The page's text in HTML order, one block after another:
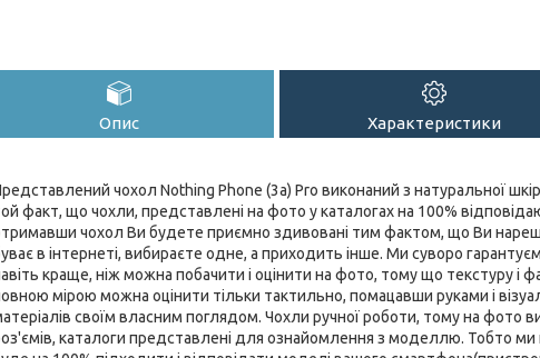
Опис Характеристики
чохол Nothing Phone (3a) Pro виконаний з натуральної
факт, що чохли, представлені на фото у каталогах на 100%
чохол Ви будете приємно здивовані тим фактом, що Ви
в інтернеті, вибираєте одне, а приходить інше. Ми суворо
краще, ніж можна побачити і оцінити на фото, тому що текстуру і
мірою можна оцінити тільки тактильно, помацавши руками і
своїм власним поглядом. Чохли ручної роботи, тому на фото ви
каталоги представлені для ознайомлення з моделлю. Тобто